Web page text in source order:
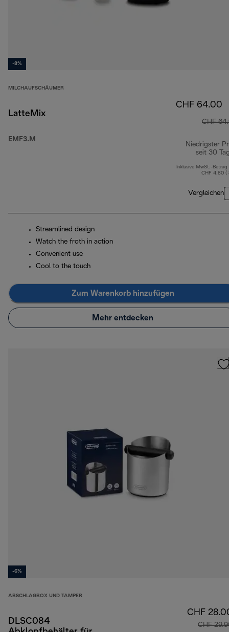
-8%
MILCHAUFSCHÄUMER
LatteMix
EMF3.M
CHF 64.00
CHF
Niedrigster
seit 30
Inklusive MwSt.-Betrag
CHF 4.80 (
Vergleichen
Streamlined design
Watch the froth in action
Convenient use
Cool to the touch
Zum Warenkorb hinzufügen
Mehr entdecken
-6%
ABSCHLAGBOX UND TAMPER
DLSC084
CHF
CHF